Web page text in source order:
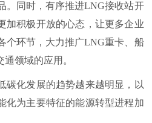
。同时，有序推进LNG接收站开
加积极开放的心态，让更多企业
个环节，大力推广LNG重卡、船
领域的应用。
化发展的趋势越来越明显，以
化为主要特征的能源转型进程加